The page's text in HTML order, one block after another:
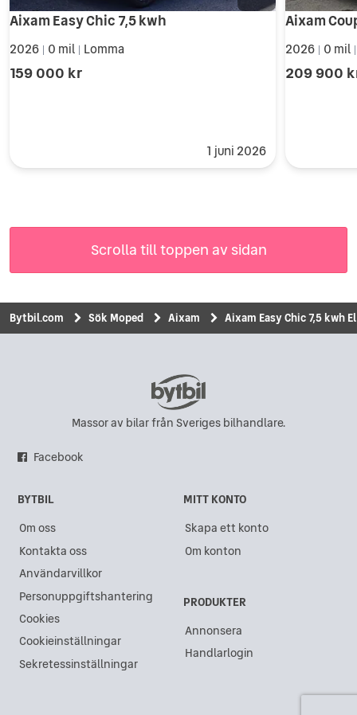
Aixam Easy Chic 7,5 kwh
2026 0 mil Lomma
159 000 kr
1 juni 2026
2026 0 mil
209 900
Scrolla till toppen av sidan
Bytbil.com Sök Moped Aixam Aixam Easy Chic 7,5 kwh El
Massor av bilar från Sveriges bilhandlare.
Facebook
BYTBIL
Om oss
Kontakta oss
Användarvillkor
Personuppgiftshantering
Cookies
Cookieinställningar
Sekretessinställningar
MITT KONTO
Skapa ett konto
Om konton
PRODUKTER
Annonsera
Handlarlogin